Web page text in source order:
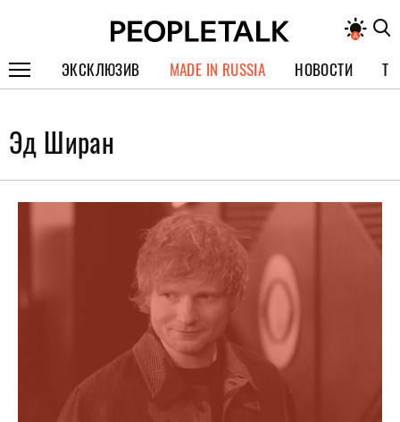
ЭКСКЛЮЗИВ
СПЕЦПРОЕКТЫ
ИНТЕРВЬЮ
MADE IN RUSSIA НОВОСТИ
Эд Ширан